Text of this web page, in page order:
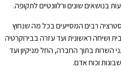
בנושאים שונים ורלוונטיים לתקופה.
רבים המסייעים בכל מה שנחוץ
ושיחה ראשונית ועד עזרה בבירוקרטיה
השרות בתוך החברה, החל מניקיון ועד
וכוח אדם.